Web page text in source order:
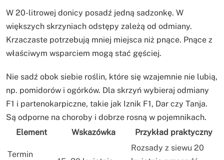
W 20-litrowej donicy posadź jedną sadzonkę. W
większych skrzyniach odstępy zależą od odmiany.
Krzaczaste potrzebują mniej miejsca niż pnące. Pnące z
właściwym wsparciem mogą stać gęściej.
Nie sadź obok siebie roślin, które się wzajemnie nie lubią,
np. pomidorów i ogórków. Dla skrzyń wybieraj odmiany
F1 i partenokarpiczne, takie jak Iznik F1, Dar czy Tanja.
Są odporne na choroby i dobrze rosną w pojemnikach.
Element
Wskazówka Przykład praktyczny
Termin
Rozsady z siewu 20